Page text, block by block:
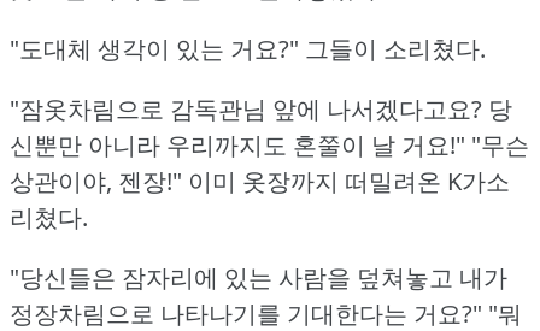
"도대체 생각이 있는 거요?" 그들이 소리쳤다.
"잠옷차림으로 감독관님 앞에 나서겠다고요? 당
신뿐만 아니라 우리까지도 혼쭐이 날 거요!" "무슨
상관이야, 젠장!" 이미 옷장까지 떠밀려온 K가소
리쳤다.
"당신들은 잠자리에 있는 사람을 덮쳐놓고 내가
정장차림으로 나타나기를 기대한다는 거요?" "뭐